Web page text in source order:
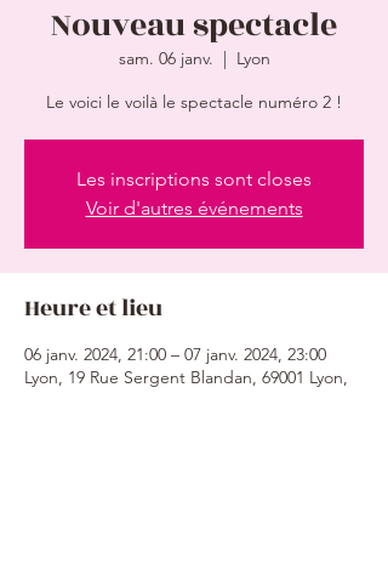
Nouveau spectacle
sam. 06 janv.
  |
Lyon
Les inscriptions sont closes
Voir d'autres événements
Heure et lieu
06 janv. 2024, 21:00 – 07 janv. 2024, 23:00
Lyon, 19 Rue Sergent Blandan, 69001 Lyon,